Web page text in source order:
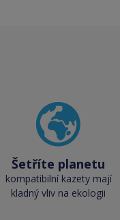
Šetříte planetu
kompatibilní kazety mají
kladný vliv na ekologii